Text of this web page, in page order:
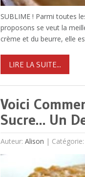
SUBLIME ! Parmi toutes
proposons se veut la
crème et du beurre, elle
LIRE LA SUITE...
Voici
Sucre… Un
Auteur: Alison | Catégorie: